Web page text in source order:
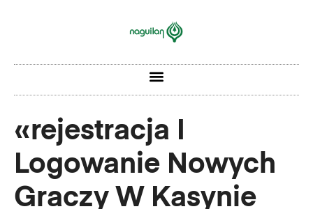
«rejestracja I
Logowanie Nowych
Graczy W Kasynie